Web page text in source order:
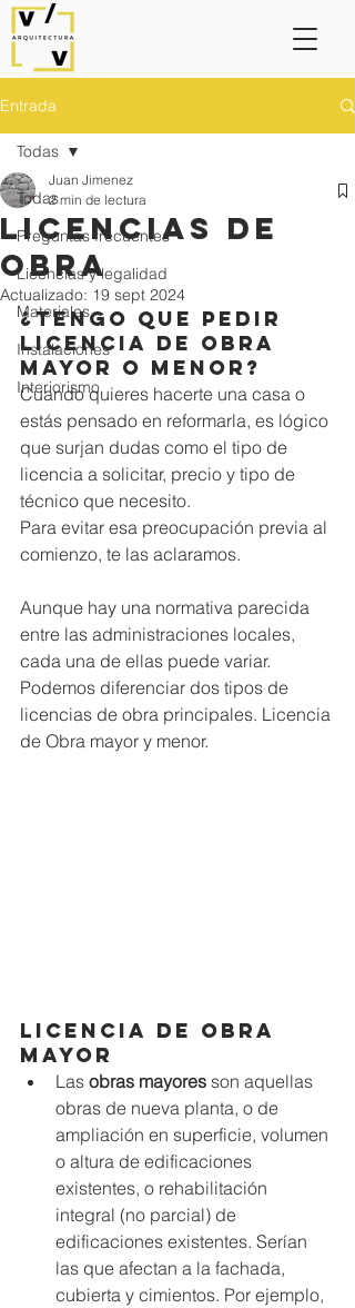
Entrada
Todas
Preguntas frecuentes
Licencias y legalidad
Materiales
Instalaciones
Interiorismo
Todas
Licencias de
obra
Juan Jimenez
2 min de lectura
Actualizado: 19 sept 2024
¿Tengo que pedir
licencia de obra
mayor o menor?
Cuando quieres hacerte una casa o
estás pensado en reformarla, es lógico
que surjan dudas como el tipo de
licencia a solicitar, precio y tipo de
técnico que necesito.
Para evitar esa preocupación previa al
comienzo, te las aclaramos.
Aunque hay una normativa parecida
entre las administraciones locales,
cada una de ellas puede variar.
Podemos diferenciar dos tipos de
licencias de obra principales. Licencia
de Obra mayor y menor.
Licencia de Obra
Mayor
Las obras mayores son aquellas
obras de nueva planta, o de
ampliación en superficie, volumen
o altura de edificaciones
existentes, o rehabilitación
integral (no parcial) de
edificaciones existentes. Serían
las que afectan a la fachada,
cubierta y cimientos. Por ejemplo,